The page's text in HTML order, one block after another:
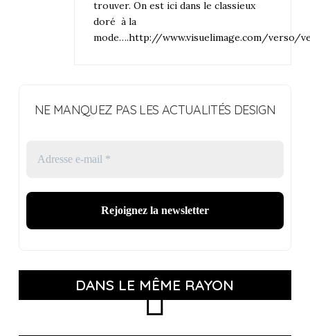
trouver. On est ici dans le classieux
doré à la
mode….http://www.visuelimage.com/verso/
NE MANQUEZ PAS LES ACTUALITÉS DESIGN
DANS LE MÊME RAYON